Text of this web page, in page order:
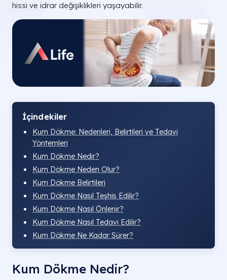
hissi ve idrar değişiklikleri yaşayabilir.
İçindekiler
Kum Dökme: Nedenleri, Belirtileri ve Tedavi
Yöntemleri
Kum Dökme Nedir?
Kum Dökme Neden Olur?
Kum Dökme Belirtileri
Kum Dökme Nasıl Teşhis Edilir?
Kum Dökme Nasıl Önlenir?
Kum Dökme Nasıl Tedavi Edilir?
Kum Dökme Ne Kadar Sürer?
Kum Dökme Nedir?